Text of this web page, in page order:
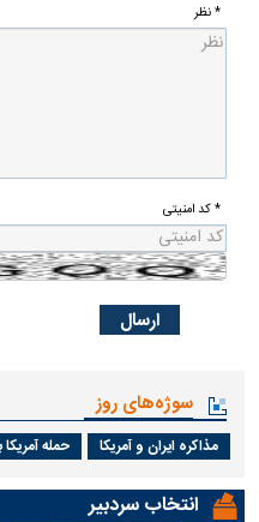
* نظر
* کد امنیتی
سوژه‌های روز
مذاکره ایران و آمریکا حمله آمریکا
انتخاب سردبیر